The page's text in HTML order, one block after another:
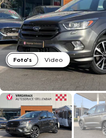
Foto's
Video